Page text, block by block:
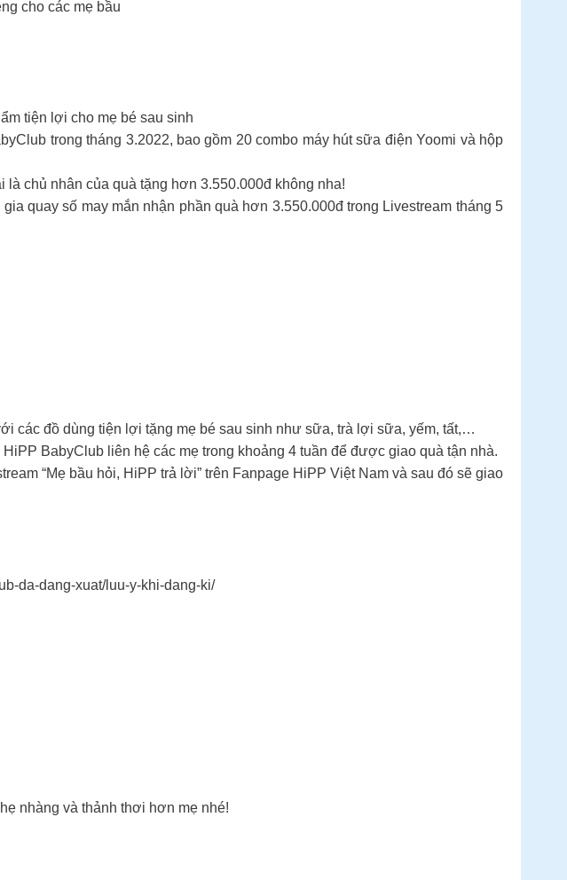
cho các mẹ bầu
tiện lợi cho mẹ bé sau sinh
trong tháng 3.2022, bao gồm 20 combo máy hút sữa điện Yoomi và hộp
chủ nhân của quà tặng hơn 3.550.000đ không nha!
quay số may mắn nhận phần quà hơn 3.550.000đ trong Livestream tháng 5
các đồ dùng tiện lợi tặng mẹ bé sau sinh như sữa, trà lợi sữa, yếm, tất,…
BabyClub liên hệ các mẹ trong khoảng 4 tuần để được giao quà tận nhà.
“Mẹ bầu hỏi, HiPP trả lời” trên Fanpage HiPP Việt Nam và sau đó sẽ giao
da-dang-xuat/luu-y-khi-dang-ki/
nhàng và thảnh thơi hơn mẹ nhé!